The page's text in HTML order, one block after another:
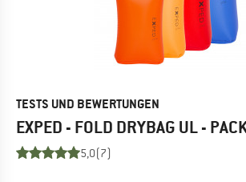
TESTS UND BEWERTUNGEN
EXPED - FOLD DRYBAG UL -
5,0(7)